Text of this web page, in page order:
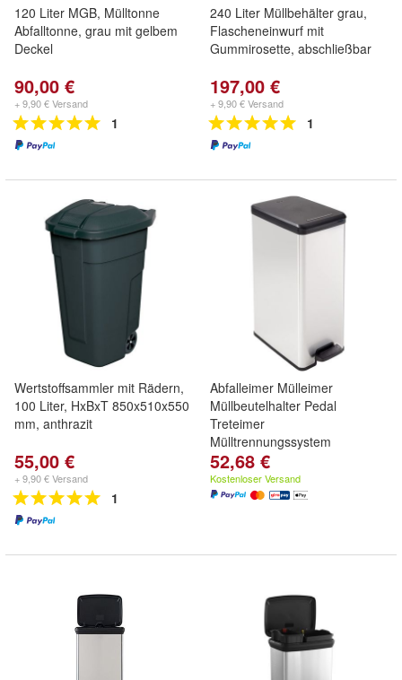
120 Liter MGB, Mülltonne
Abfalltonne, grau mit gelbem
Deckel
90,00 €
+ 9,90 € Versand
1
240 Liter Müllbehälter grau,
Flascheneinwurf mit
Gummirosette, abschließbar
197,00 €
+ 9,90 € Versand
1
Wertstoffsammler mit Rädern,
100 Liter, HxBxT 850x510x550
mm, anthrazit
55,00 €
+ 9,90 € Versand
1
Abfalleimer Mülleimer
Müllbeutelhalter Pedal
Treteimer
Mülltrennungssystem
52,68 €
Kostenloser Versand